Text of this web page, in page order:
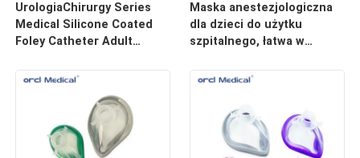
UrologiaChirurgy Series
Medical Silicone Coated
Foley Catheter Adult
Maska anestezjologiczna
dla dzieci do użytku
szpitalnego, łatwa w
pacjentów, z szybkim
hurtowa fabryczna